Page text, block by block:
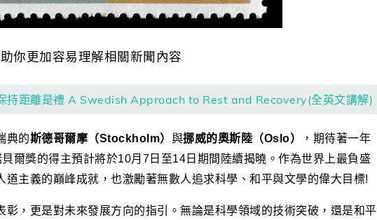
你更加容易理解相關新聞內容
距離是禮 A Swedish Approach to Rest and Recovery(全英文講解)
典的斯德哥爾摩 （Stockholm） 與挪威的奧斯陸 （Oslo）
，期待著一年
爾獎的得主預計將於10月7日至14日期間陸續揭曉。作為世界上最負盛
主義的巔峰成就，也激勵著無數人追求科學、和平與文學的偉大目標!
，更是對未來發展方向的指引。無論是科學領域的技術突破，還是和平